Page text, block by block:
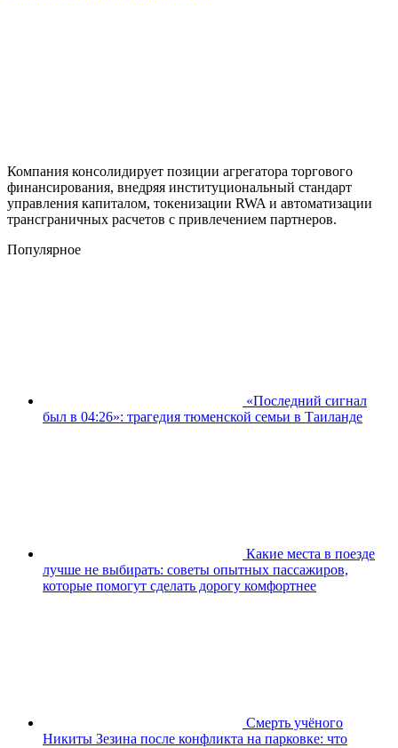
Компания консолидирует позиции агрегатора торгового
финансирования, внедряя институциональный стандарт
управления капиталом, токенизации RWA и автоматизации
трансграничных расчетов с привлечением партнеров.
Популярное
«Последний сигнал
был в 04:26»: трагедия тюменской семьи в Таиланде
Какие места в поезде
лучше не выбирать: советы опытных пассажиров,
которые помогут сделать дорогу комфортнее
Смерть учёного
Никиты Зезина после конфликта на парковке: что